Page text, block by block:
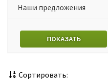
Наши предложения
ПОКАЗАТЬ
Сортировать: